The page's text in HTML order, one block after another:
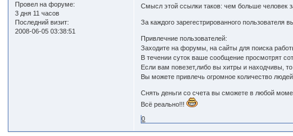
Провел на форуме:
3 дня 11 часов
Последний визит:
2008-06-05 03:38:51
Смысл этой ссылки таков: чем больше человек
За каждого зарегестрированного
Привлечние пользователей:
Заходите на форумы, на сайты для поиска
В течении суток ваше сообщение просмотрят
Если вам повезет,либо вы хитры и находчивы,
Вы можете привлечь огромное количество
Снять деньги со счета вы сможете в любой
Всё реально!!!
0